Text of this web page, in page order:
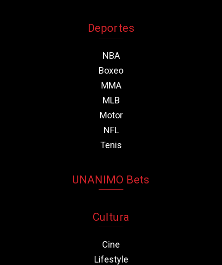
Deportes
NBA
Boxeo
MMA
MLB
Motor
NFL
Tenis
UNANIMO Bets
Cultura
Cine
Lifestyle